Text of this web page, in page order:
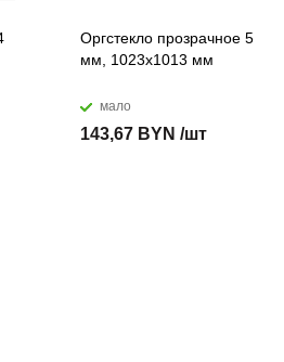
Оргстекло прозрачное 5
мм, 1023x1013 мм
мало
143,67 BYN /шт